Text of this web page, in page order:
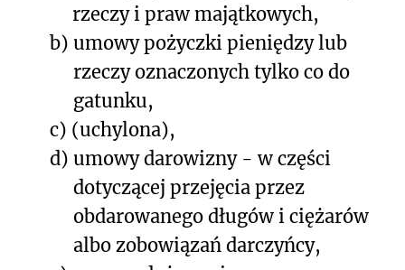
rzeczy i praw majątkowych,
b) umowy pożyczki pieniędzy lub
rzeczy oznaczonych tylko co do
gatunku,
c) (uchylona),
d) umowy darowizny - w części
dotyczącej przejęcia przez
obdarowanego długów i ciężarów
albo zobowiązań darczyńcy,